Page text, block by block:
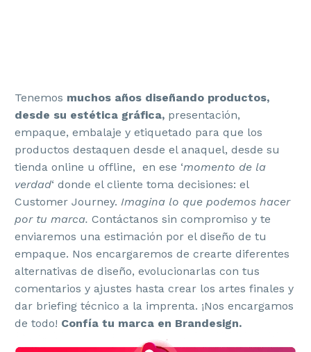
Tenemos muchos años diseñando productos,
desde su estética gráfica, presentación,
empaque, embalaje y etiquetado para que los
productos destaquen desde el anaquel, desde su
tienda online u offline, en ese ‘momento de la
verdad‘ donde el cliente toma decisiones: el
Customer Journey. Imagina lo que podemos hacer
por tu marca. Contáctanos sin compromiso y te
enviaremos una estimación por el diseño de tu
empaque. Nos encargaremos de crearte diferentes
alternativas de diseño, evolucionarlas con tus
comentarios y ajustes hasta crear los artes finales y
dar briefing técnico a la imprenta. ¡Nos encargamos
de todo! Confía tu marca en Brandesign.